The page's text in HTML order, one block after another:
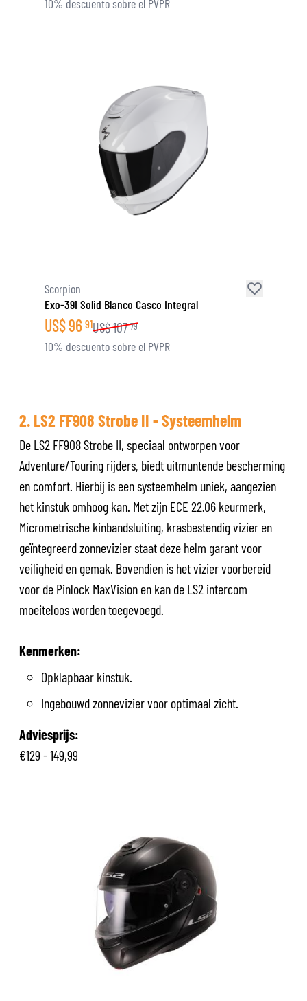
10% descuento sobre el PVPR
Scorpion
Exo-391 Solid Blanco Casco Integral
US$96 91US$107 79
10% descuento sobre el PVPR
2. LS2 FF908 Strobe II - Systeemhelm
De LS2 FF908 Strobe II, speciaal ontworpen voor
Adventure/Touring rijders, biedt uitmuntende bescherming
en comfort. Hierbij is een systeemhelm uniek, aangezien
het kinstuk omhoog kan. Met zijn ECE 22.06 keurmerk,
Micrometrische kinbandsluiting, krasbestendig vizier en
geïntegreerd zonnevizier staat deze helm garant voor
veiligheid en gemak. Bovendien is het vizier voorbereid
voor de Pinlock MaxVision en kan de LS2 intercom
moeiteloos worden toegevoegd.
Kenmerken:
Opklapbaar kinstuk.
Ingebouwd zonnevizier voor optimaal zicht.
Adviesprijs:
€129 - 149,99